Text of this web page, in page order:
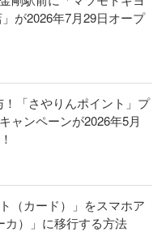
が2026年7月29日オープ
！「さやりんポイント」プ
ャンペーンが2026年5月
（カード）」をスマホア
カ）」に移行する方法